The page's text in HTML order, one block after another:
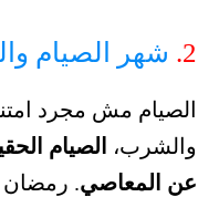
2. شهر الصيام
الصيام مش مجرد
والشرب،
الصيام
عن المعاصي. رمضان